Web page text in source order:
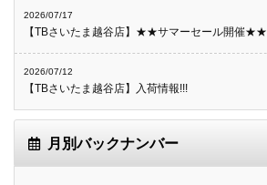
2026/07/17
【TBさいたま越谷店】★★サマーセール開催★★
2026/07/12
【TBさいたま越谷店】入荷情報!!!
月別バックナンバー